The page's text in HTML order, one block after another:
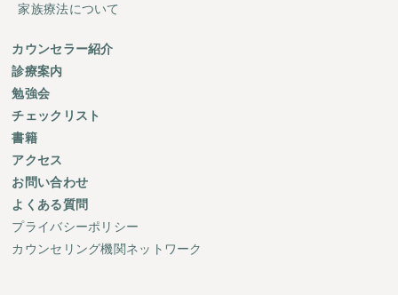
家族療法について
カウンセラー紹介
診療案内
勉強会
チェックリスト
書籍
アクセス
お問い合わせ
よくある質問
プライバシーポリシー
カウンセリング機関ネットワーク